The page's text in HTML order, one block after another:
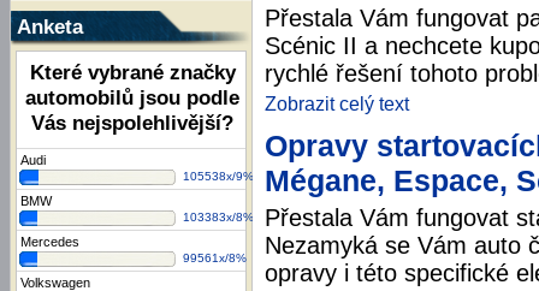
Anketa
Které vybrané značky
automobilů jsou podle
Vás nejspolehlivější?
Audi
105538x/9%
BMW
103383x/8%
Mercedes
99561x/8%
Volkswagen
Přestala Vám fungovat
Scénic II a nechcete
rychlé řešení tohoto
Zobrazit celý text
Opravy
Mégane, Espace,
Přestala Vám fungovat
Nezamyká se Vám auto
opravy i této specifické